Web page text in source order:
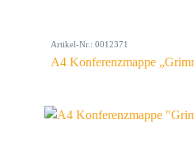
Artikel-Nr.: 0012371
A4 Konferenzmappe